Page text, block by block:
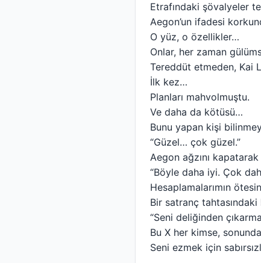
Etrafındaki şövalyeler
Aegon’un ifadesi
O yüz, o özellikler…
Onlar, her zaman
Tereddüt etmeden, Kai
İlk kez…
Planları mahvolmuştu.
Ve daha da kötüsü…
Bunu yapan kişi
“Güzel… çok güzel.”
Aegon ağzını kapatarak
“Böyle daha iyi. Çok
Hesaplamalarımın
Bir satranç
“Seni deliğinden
Bu X her kimse,
Seni ezmek için